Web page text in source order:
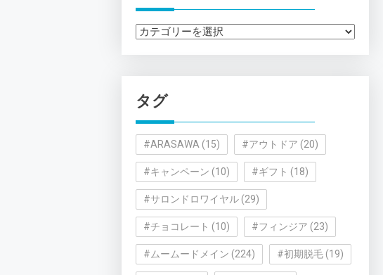
カ
ー
タグ
#ARASAWA (15) #アウトドア (20)
#キャンペーン (10) #ギフト (18)
#サロンドロワイヤル(29)
#チョコレート (10) #フィンジア (23)
#ムームードメイン (224) #初期脱毛(19)